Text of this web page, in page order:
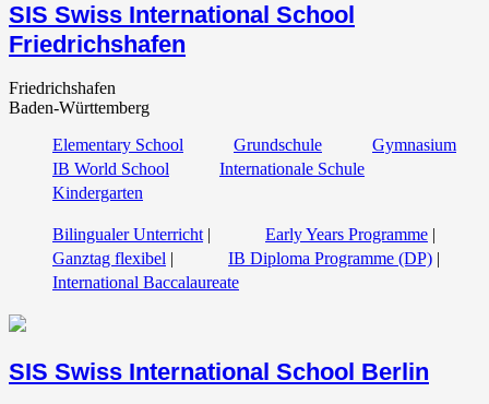
SIS Swiss International School
Friedrichshafen
Friedrichshafen
Baden-Württemberg
Elementary School
Grundschule
Gymnasium
IB World School
Internationale Schule
Kindergarten
Bilingualer Unterricht | Early Years Programme |
Ganztag flexibel | IB Diploma Programme (DP) |
International Baccalaureate
SIS Swiss International School Berlin